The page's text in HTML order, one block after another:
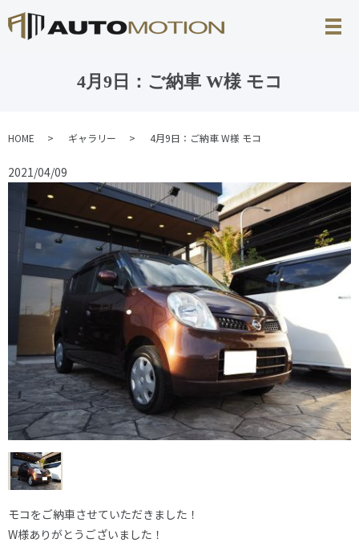
4月9日：ご納車 W様 モコ
HOME ギャラリー 4月9日：ご納車 W様 モコ
2021/04/09
モコをご納車させていただきました！
W様ありがとうございました！